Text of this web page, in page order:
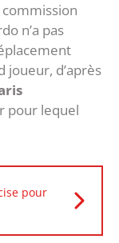
commission
n’a pas
joueur, d’après
pour lequel
pour